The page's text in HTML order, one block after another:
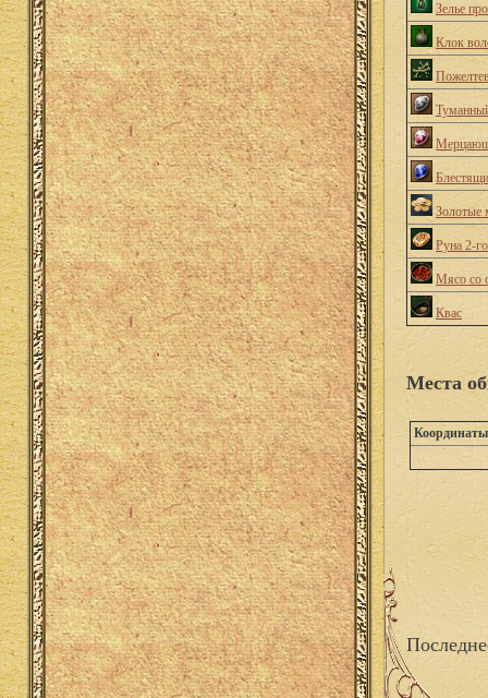
Зелье
Клок
Золотые
Руна 2-
Мясо со
Квас
Места
Координаты